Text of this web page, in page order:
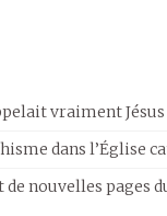
vraiment Jésus
dans l’Église
de nouvelles pages